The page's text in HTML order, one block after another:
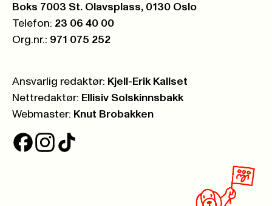
Postboks:
Boks 7003 St. Olavsplass, 0130 Oslo
Telefon: 23 06 40 00
Org.nr.: 971 075 252
Ansvarlig redaktør: Kjell-Erik Kallset
Nettredaktør: Ellisiv Solskinnsbakk
Webmaster: Knut Brobakken